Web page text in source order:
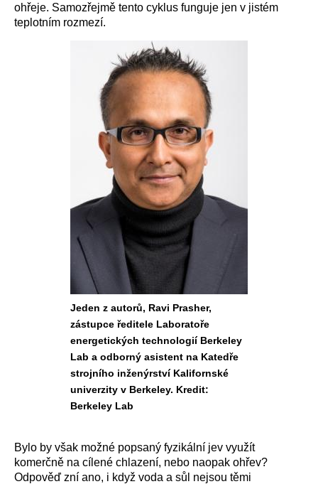
ohřeje. Samozřejmě tento cyklus funguje jen v jistém
teplotním rozmezí.
Jeden z autorů, Ravi Prasher,
zástupce ředitele Laboratoře
energetických technologií Berkeley
Lab a odborný asistent na Katedře
strojního inženýrství Kalifornské
univerzity v Berkeley. Kredit:
Berkeley Lab
Bylo by však možné popsaný fyzikální jev využít
komerčně na cílené chlazení, nebo naopak ohřev?
Odpověď zní ano, i když voda a sůl nejsou těmi